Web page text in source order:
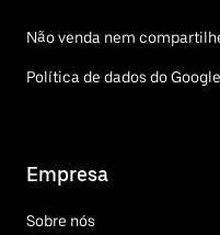
Não venda nem
Política de dados do Google
Empresa
Sobre nós